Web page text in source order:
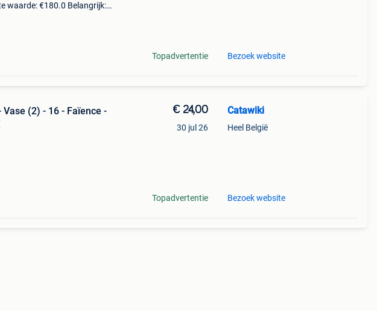
waarde: €180.0 Belangrijk:
Topadvertentie Bezoek website
Vase (2) - 16 - Faïence -
€ 24,00
30 jul 26
Topadvertentie
Catawiki
Heel België
Bezoek website